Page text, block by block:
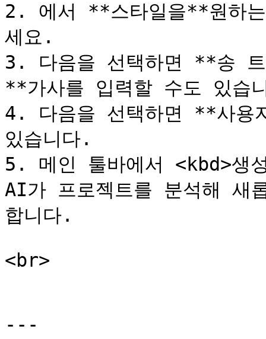
2. 에서 **스타일을**원하
세요.
3. 다음을 선택하면 **송
**가사를 입력할 수도 있습
4. 다음을 선택하면 **사용
있습니다.
5. 메인 툴바에서 <kbd>생
AI가 프로젝트를 분석해 새
합니다.
<br>
---